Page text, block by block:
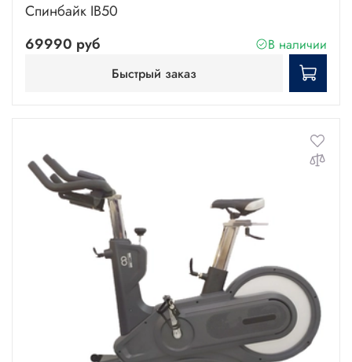
Спинбайк IB50
69990 руб
В наличии
Быстрый заказ